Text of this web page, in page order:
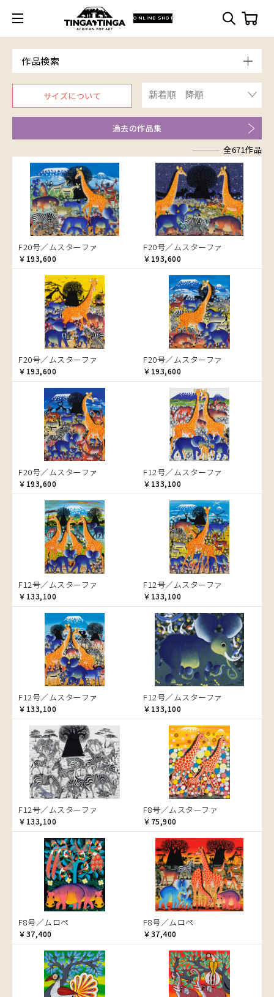
ONLINE SHOP
作品検索
Model
青空
朝焼け
家
イノシシ
イボイノシシ
イルカ
インパラ
うさぎ
お祭り
音楽
カエル
かくれんぼ
家族-親子
カシューナッツの木
カップル
カバ
カメ
カメレオン
木
キリン
キリマンジャロ
孔雀
サイ
魚の群れ
桜
サル
シマウマ
ゾウ
タンザニア
タンザニアの女性
チーター
蝶
チンパンジー
動物たち
鳥
トカゲ
トンボ
日常
ニワトリ
バオバブの木
バッファロー
花
ヒョウ
フクロウ
ブドウの木
フラミンゴ
ヘビ
ペンギン
星空
マーケット
マサイ
マンゴーの木
水浴び
湖
夕日
～￥10,000
￥30,001～40,000
￥40,001～60,000
￥60,001～80,000
￥80,001～100,000
￥100,001～
Artist
ア行
アウスィー
アキリ
アグネス
アジャバ
アダム
アダムス
アパイ
アバス
アブー
アブダラ
アマニ
アミナータ
アリー
アルバー
イッサ
イディー
エミリアス
エレナ
オマリー
カ行
カケパ
カッシム
ガヨ
カンビリ
ゴッドフレイ
コルンバ
サ行
サイディ
ザチ
サビティ
サランゲ
サンデイ
サンデイビッタ
シャハ
シャバーニ
ジャリブーニ
スフィアー二
ズベリ
スライディ（スライドゥ）
ゼナ
セフ
タ行
チャド
チャリンダ
チワヤ
ドゥケ
ドサ
ナ行
ナココ
ハ行
ハッサーニ
ベッカー
ブッシーリ
マ行
マウラーナ
マトゥカ
マジドゥ
マブサ
マリキータ
マルチナ
マワゾ
マングラ
ミムス
ムクラ
ムクンバ
ムスターファ
ムチサ
ムッサ
ムブカ
ムロペ
ムワツカ
ムワメディ
ヤ行
ヤッスィーニ（ヤッスィン）
ヤフィドゥ
ラシッド.ムズグノ
ラシディ
ルーカス
ルブニ
レイモンド
ロジャー
Size
F3号
F4号
F8号
F12号
F20号
規格外S
規格外M
規格外L
Frame
木枠張り／パネル
アートフレーム
サイズについて
過去の作品集
全671作品
F20号／ムスターファ
￥193,600
F20号／ムスターファ
￥193,600
F20号／ムスターファ
￥193,600
F20号／ムスターファ
￥193,600
F20号／ムスターファ
￥193,600
F12号／ムスターファ
￥133,100
F12号／ムスターファ
￥133,100
F12号／ムスターファ
￥133,100
F12号／ムスターファ
￥133,100
F12号／ムスターファ
￥133,100
F12号／ムスターファ
￥133,100
F8号／ムスターファ
￥75,900
F8号／ムロペ
￥37,400
F8号／ムロペ
￥37,400